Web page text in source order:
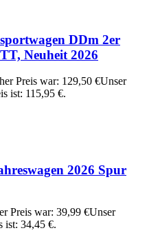
DDm 2er
Neuheit 2026
Preis war: 129,50 €Unser
ist: 115,95 €.
2026 Spur
Preis war: 39,99 €Unser
ist: 34,45 €.